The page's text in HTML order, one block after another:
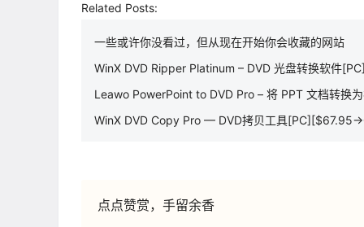
Related Posts:
一些或许你没看过，但从现在开始你会收藏的网站
WinX DVD Ripper Platinum – DVD 光盘转换软件
Leawo PowerPoint to DVD Pro – 将 PPT 文档转
WinX DVD Copy Pro — DVD拷贝工具
点点赞赏，手留余香